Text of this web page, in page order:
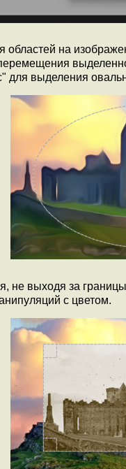
на
для выделения
не выходя за
с цветом.